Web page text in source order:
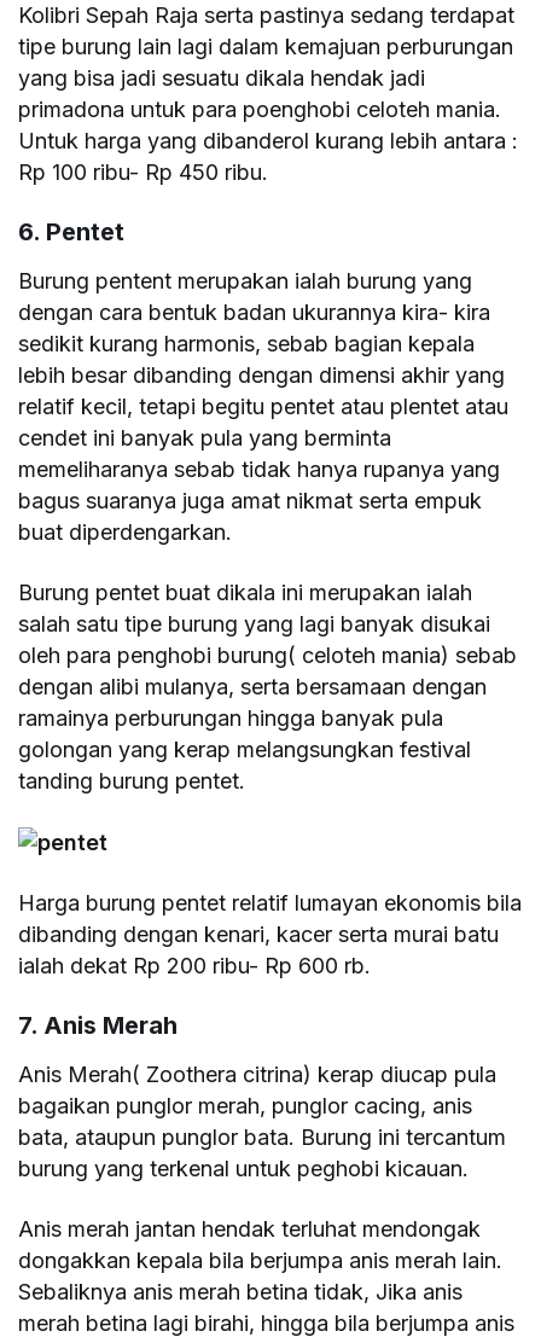
Kolibri Sepah Raja serta pastinya sedang terdapat
tipe burung lain lagi dalam kemajuan perburungan
yang bisa jadi sesuatu dikala hendak jadi
primadona untuk para poenghobi celoteh mania.
Untuk harga yang dibanderol kurang lebih antara :
Rp 100 ribu- Rp 450 ribu.
6. Pentet
Burung pentent merupakan ialah burung yang
dengan cara bentuk badan ukurannya kira- kira
sedikit kurang harmonis, sebab bagian kepala
lebih besar dibanding dengan dimensi akhir yang
relatif kecil, tetapi begitu pentet atau plentet atau
cendet ini banyak pula yang berminta
memeliharanya sebab tidak hanya rupanya yang
bagus suaranya juga amat nikmat serta empuk
buat diperdengarkan.
Burung pentet buat dikala ini merupakan ialah
salah satu tipe burung yang lagi banyak disukai
oleh para penghobi burung( celoteh mania) sebab
dengan alibi mulanya, serta bersamaan dengan
ramainya perburungan hingga banyak pula
golongan yang kerap melangsungkan festival
tanding burung pentet.
Harga burung pentet relatif lumayan ekonomis bila
dibanding dengan kenari, kacer serta murai batu
ialah dekat Rp 200 ribu- Rp 600 rb.
7. Anis Merah
Anis Merah( Zoothera citrina) kerap diucap pula
bagaikan punglor merah, punglor cacing, anis
bata, ataupun punglor bata. Burung ini tercantum
burung yang terkenal untuk peghobi kicauan.
Anis merah jantan hendak terluhat mendongak
dongakkan kepala bila berjumpa anis merah lain.
Sebaliknya anis merah betina tidak, Jika anis
merah betina lagi birahi, hingga bila berjumpa anis